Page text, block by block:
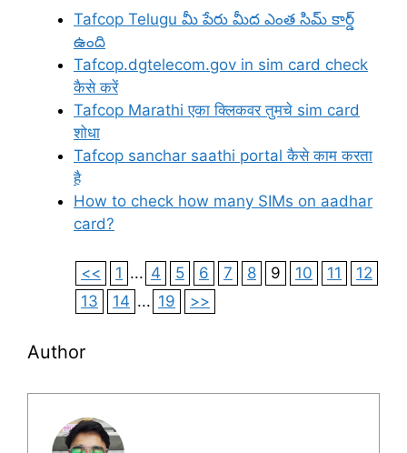
Tafcop Telugu మీ పేరు మీద ఎంత సిమ్ కార్డ్
ఉంది
Tafcop.dgtelecom.gov in sim card check
कैसे करें
Tafcop Marathi एका क्लिकवर तुमचे sim card
शोधा
Tafcop sanchar saathi portal कैसे काम करता
है
How to check how many SIMs on aadhar
card?
<< 1 ... 4 5 6 7 8 9 10 11
12
13
14 ... 19 >>
Author